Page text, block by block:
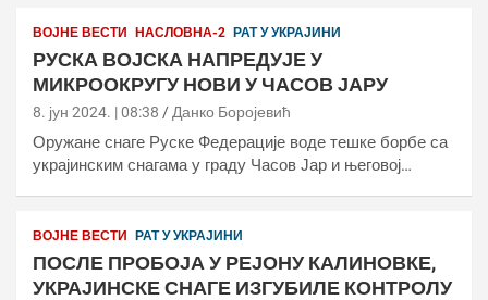
ВОЈНЕ ВЕСТИ НАСЛОВНА-2 РАТ У УКРАЈИНИ
РУСКА ВОЈСКА НАПРЕДУЈЕ У
МИКРООКРУГУ НОВИ У ЧАСОВ ЈАРУ
8. јун 2024. | 08:38 Данко Боројевић
Оружане снаге Руске Федерације воде тешке борбе са
украјинским снагама у граду Часов Јар и његовој…
ВОЈНЕ ВЕСТИ РАТ У УКРАЈИНИ
ПОСЛЕ ПРОБОЈА У РЕЈОНУ КАЛИНОВКЕ,
УКРАЈИНСКЕ СНАГЕ ИЗГУБИЛЕ КОНТРОЛУ